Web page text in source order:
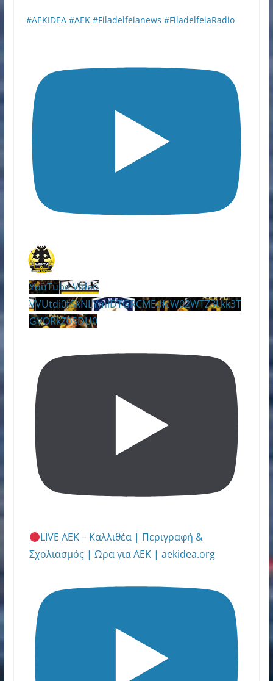
#AEKIDEA #AEK #Filadelfeianews #FiladelfeiaRadio
YouTube Video
VVUtdi0tSkNLYmlDTGRCMEdfcW02WTZ3Lkk3T
GVORkZ0SDU0
LIVE ΑΕΚ – Καλλιθέα | Περιγραφή &
Σχολιασμός | Ωρα για ΑΕΚ | aekidea.org